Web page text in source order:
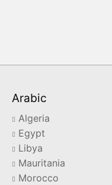
Arabic
Algeria
Egypt
Libya
Mauritania
Morocco